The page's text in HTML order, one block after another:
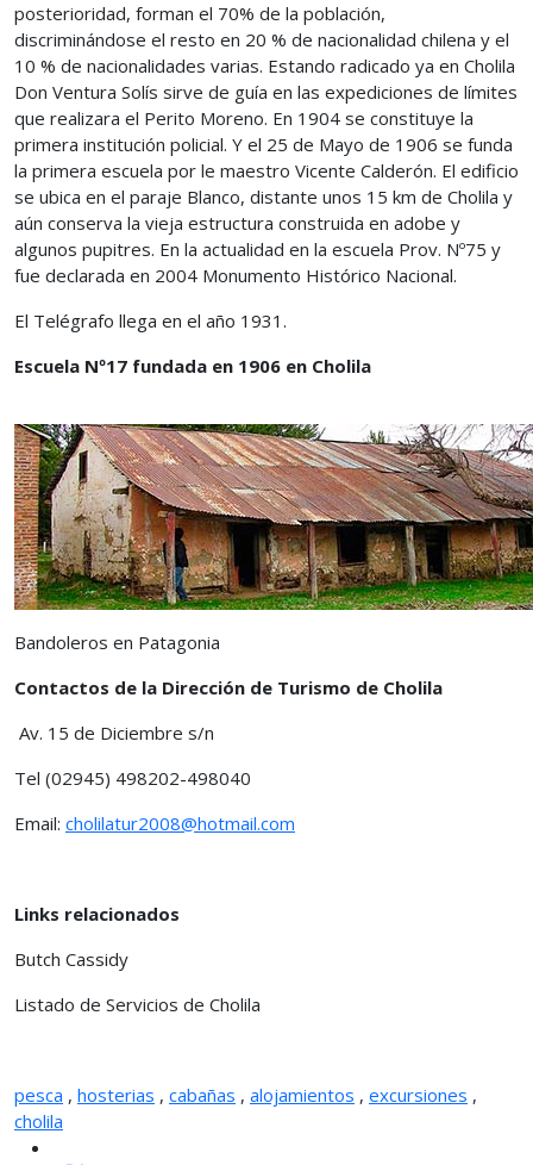
posterioridad, forman el 70% de la población,
discriminándose el resto en 20 % de nacionalidad chilena y el
10 % de nacionalidades varias. Estando radicado ya en Cholila
Don Ventura Solís sirve de guía en las expediciones de límites
que realizara el Perito Moreno. En 1904 se constituye la
primera institución policial. Y el 25 de Mayo de 1906 se funda
la primera escuela por le maestro Vicente Calderón. El edificio
se ubica en el paraje Blanco, distante unos 15 km de Cholila y
aún conserva la vieja estructura construida en adobe y
algunos pupitres. En la actualidad en la escuela Prov. Nº75 y
fue declarada en 2004 Monumento Histórico Nacional.
El Telégrafo llega en el año 1931.
Escuela Nº17 fundada en 1906 en Cholila
Bandoleros en Patagonia
Contactos de la Dirección de Turismo de Cholila
Av. 15 de Diciembre s/n
Tel (02945) 498202-498040
Email: cholilatur2008@hotmail.com
Links relacionados
Butch Cassidy
Listado de Servicios de Cholila
pesca , hosterias , cabañas , alojamientos , excursiones ,
cholila